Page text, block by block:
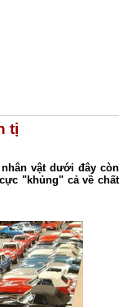
tị
vật dưới đây còn
"khủng" cả về chất